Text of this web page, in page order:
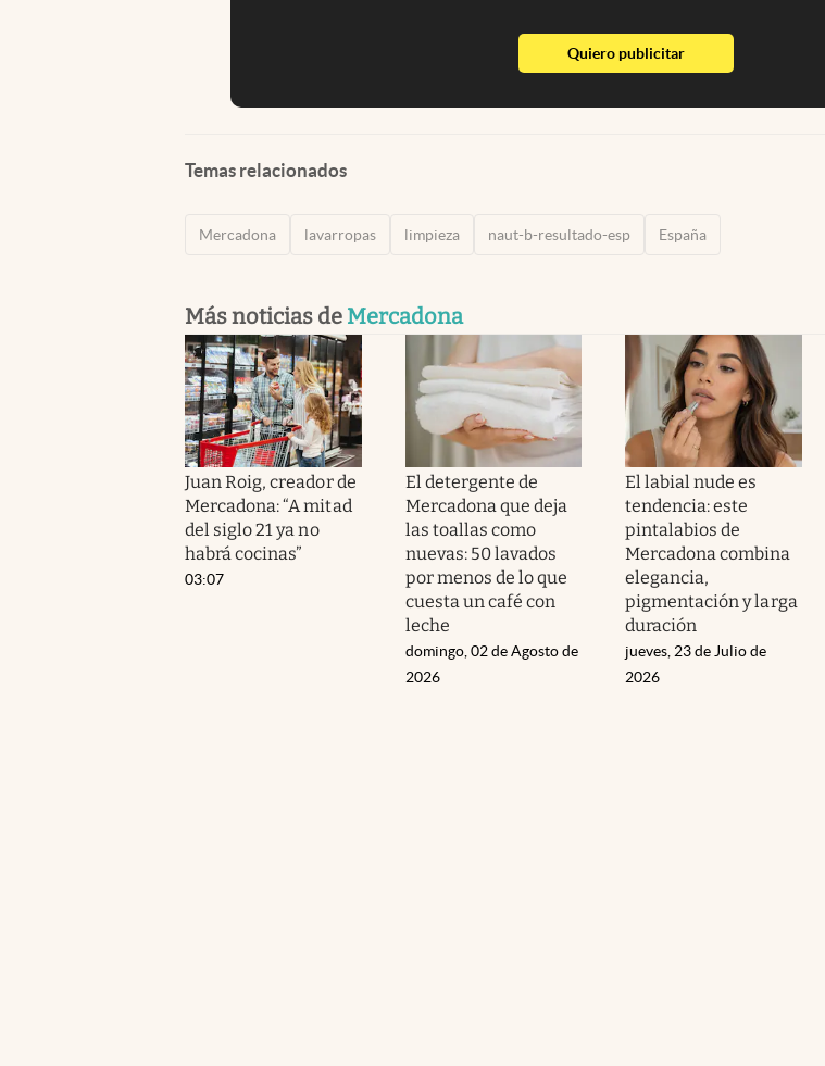
Quiero publicitarabre en nueva pestaña
Temas relacionados
Mercadona lavarropas limpieza naut-b-resultado-esp España
Más noticias de Mercadona
Juan Roig, creador de
Mercadona: “A mitad
del siglo 21 ya no
habrá cocinas”
03:07
El detergente de
Mercadona que deja
las toallas como
nuevas: 50 lavados
por menos de lo que
cuesta un café con
leche
domingo, 02 de Agosto de
2026
El labial nude es
tendencia: este
pintalabios de
Mercadona combina
elegancia,
pigmentación y larga
duración
jueves, 23 de Julio de
2026